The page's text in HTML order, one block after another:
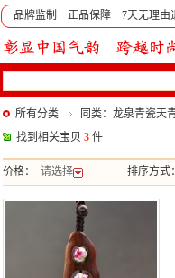
品牌监制 正品保障 7天无理由
所有分类 同类：龙泉青瓷天
找到相关宝贝 3 件
价格： 请选择 排序方